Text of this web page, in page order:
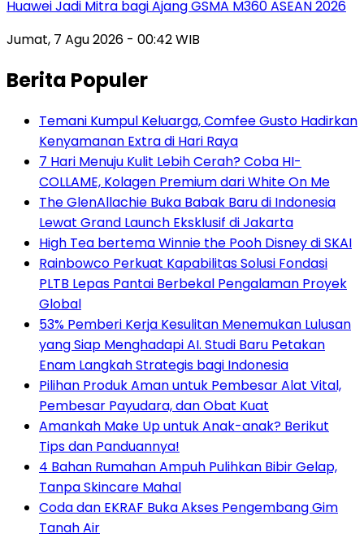
Huawei Jadi Mitra bagi Ajang GSMA M360 ASEAN 2026
Jumat, 7 Agu 2026 - 00:42 WIB
Berita Populer
Temani Kumpul Keluarga, Comfee Gusto Hadirkan
Kenyamanan Extra di Hari Raya
7 Hari Menuju Kulit Lebih Cerah? Coba HI-
COLLAME, Kolagen Premium dari White On Me
The GlenAllachie Buka Babak Baru di Indonesia
Lewat Grand Launch Eksklusif di Jakarta
High Tea bertema Winnie the Pooh Disney di SKAI
Rainbowco Perkuat Kapabilitas Solusi Fondasi
PLTB Lepas Pantai Berbekal Pengalaman Proyek
Global
53% Pemberi Kerja Kesulitan Menemukan Lulusan
yang Siap Menghadapi AI. Studi Baru Petakan
Enam Langkah Strategis bagi Indonesia
Pilihan Produk Aman untuk Pembesar Alat Vital,
Pembesar Payudara, dan Obat Kuat
Amankah Make Up untuk Anak-anak? Berikut
Tips dan Panduannya!
4 Bahan Rumahan Ampuh Pulihkan Bibir Gelap,
Tanpa Skincare Mahal
Coda dan EKRAF Buka Akses Pengembang Gim
Tanah Air